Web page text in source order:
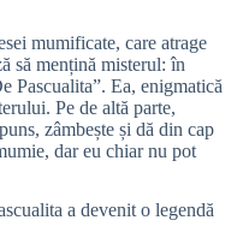
mumificate, care atrage
să mențină misterul: în
Pascualita”. Ea, enigmatică
Pe de altă parte,
zâmbește și dă din cap
dar eu chiar nu pot
a devenit o legendă